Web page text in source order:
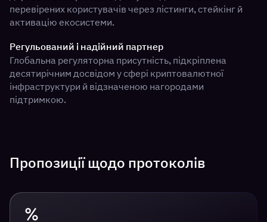
перевірених користувачів через лістинги, стейкінг й
активацію екосистеми.
Регульований і надійний партнер
Глобальна регуляторна присутність, підкріплена
десятирічним досвідом у сфері криптовалютної
інфраструктури й відзначеною нагородами
підтримкою.
Пропозиції щодо протоколів